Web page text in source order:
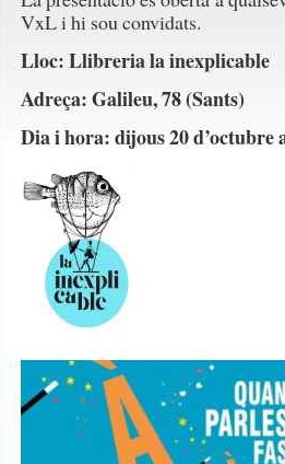
VxL i hi sou convidats.
Lloc: Llibreria la inexplicable
Adreça: Galileu, 78 (Sants)
Dia i hora: dijous 20 d’octubre